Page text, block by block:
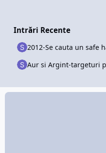
si UE privind o noua transa
Lira tatoneaza 1.58,
prag ca suport.
Intrări Recente
2012-Se cauta un safe
Aur si Argint-targeturi